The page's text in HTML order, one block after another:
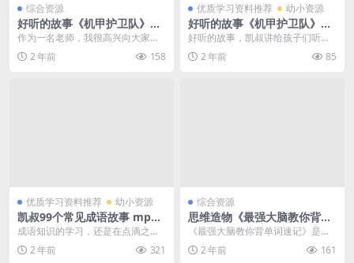
综合资源
好听的故事《机甲护卫队》凯
叔讲故事，音频故事MP3资
作为一名老师，我很高兴向大家推
荐《机甲护卫队》这个好听的故事
系列。这是由凯叔倾情...
2 年前 158
优质学习资料推荐 幼小资源
好听的故事《机甲护卫队》凯
叔讲故事，音频故事MP3资
好听的故事，凯叔讲给孩子们听，
好听的故事《机甲护卫队》凯叔讲
故事，音频故事MP3...
2 年前 85
优质学习资料推荐 幼小资源
凯叔99个常见成语故事 mp3
音频文件，听故事学成语知识
资料百度网盘下载
成语知识的学习，还是在点滴之
间，今天给孩子们推荐：凯叔99个
常见成语故事 mp3...
2 年前 321
综合资源
思维造物《最强大脑教你背单
词速记》共261节 视频课程百
度网盘下载
《最强大脑教你背单词速记》是由
思维造物推出的一套英语单词记忆
课程，共包含261节...
2 年前 161